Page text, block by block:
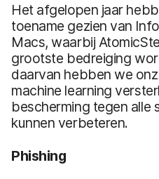
Het afgelopen jaar
toename gezien van
Macs, waarbij
grootste bedreiging
daarvan hebben we
machine learning
bescherming tegen alle
kunnen verbeteren.
Phishing